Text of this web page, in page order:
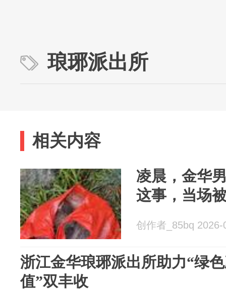
琅琊派出所
相关内容
凌晨，金华
这事，当场
创作者_85bq 2026-
浙江金华琅琊派出所助力“绿
值”双丰收